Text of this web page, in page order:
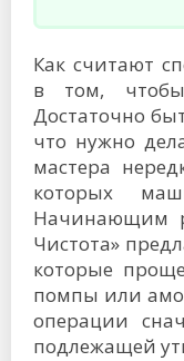
Как считают
в том,
Достаточно
что нужно
мастера
которых
Начинающим
Чистота»
которые
помпы или
операции
подлежащей